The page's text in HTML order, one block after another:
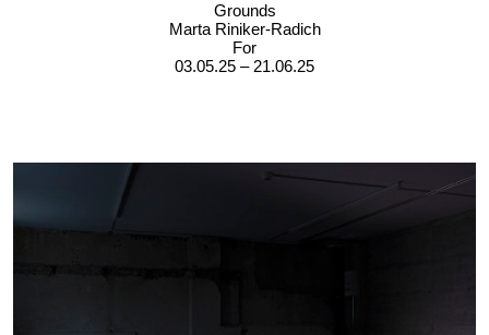
Grounds
Marta Riniker-Radich
For
03.05.25 – 21.06.25